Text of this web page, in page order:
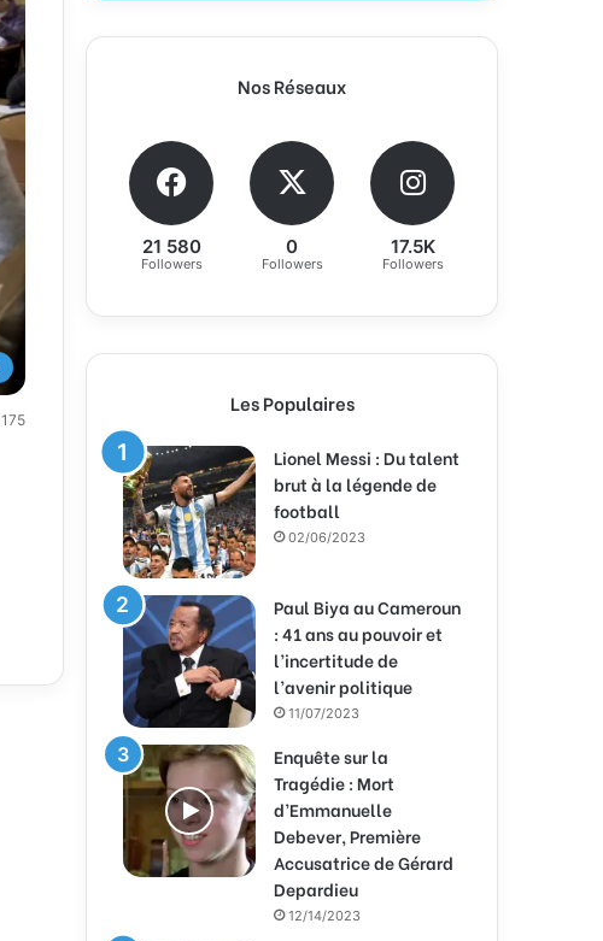
175
Nos Réseaux
21 580
Followers
0
Followers
17.5K
Followers
Les Populaires
Lionel Messi : Du talent
brut à la légende de
football
02/06/2023
Paul Biya au Cameroun
: 41 ans au pouvoir et
l’incertitude de
l’avenir politique
11/07/2023
Enquête sur la
Tragédie : Mort
d’Emmanuelle
Debever, Première
Accusatrice de Gérard
Depardieu
12/14/2023